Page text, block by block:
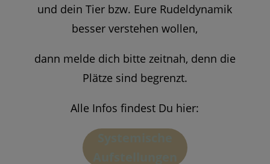
und dein Tier bzw. Eure Rudeldynamik
besser verstehen wollen,
dann melde dich bitte zeitnah, denn die
Plätze sind begrenzt.
Alle Infos findest Du hier: